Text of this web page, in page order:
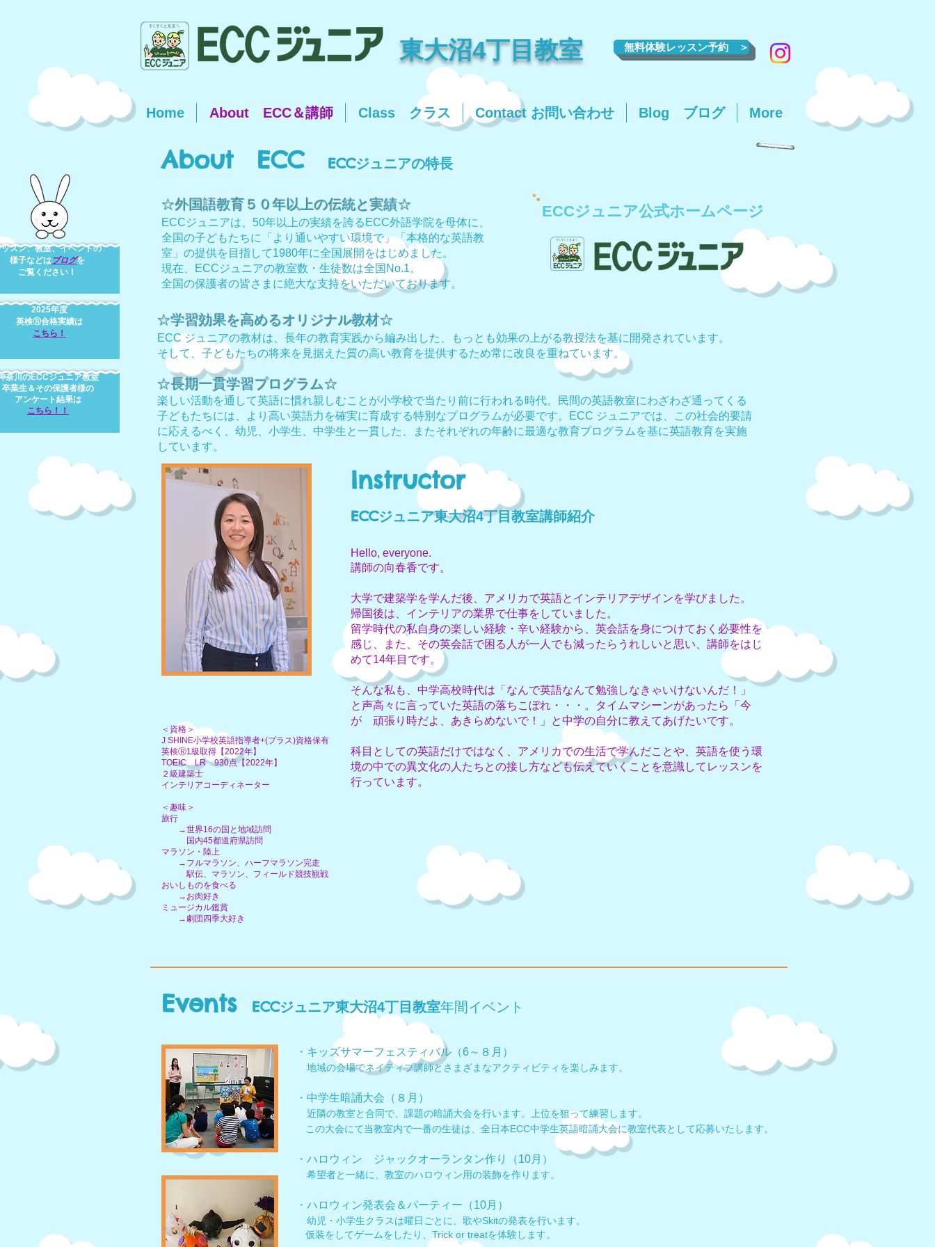
東大沼4丁目教室 無料体験レッスン予約 ＞
Home About ECC＆講師 Class クラス Contact お問い合わせ Blog ブログ More
About ECC ECCジュニアの特長
☆外国語教育５０年以上の伝統と実績☆
ECCジュニアは、50年以上の実績を誇るECC外語学院を母体に、
全国の子どもたちに「より通いやすい環境で」「本格的な英語教
室」 の提供を目指して1980年に全国展開をはじめました。
現在、ECCジュニアの教室数・生徒数は全国No.1。
全国の保護者の皆さまに絶大な支持をいただいております。
ECCジュニア公式ホームページ
☆学習効果を高めるオリジナル教材☆
ECC ジュニアの教材は、長年の教育実践から編み出した、もっとも効果の上がる教授法を基に開発されています。
そして、子どもたちの将来を見据えた質の高い教育を提供するため常に改良を重ねています。
☆長期一貫学習プログラム☆
楽しい活動を通して英語に慣れ親しむことが小学校で当たり前に行われる時代。民間の英語教室にわざわざ通ってくる
子どもたちには、より高い英語力を確実に育成する特別なプログラムが必要です。ECC ジュニアでは、この社会的要請
に応えるべく、幼児、小学生、中学生と一貫した、またそれぞれの年齢に最適な教育プログラムを基に英語教育を実施
しています。
＜資格＞
J SHINE小学校英語指導者+(プラス)資格保有
英検Ⓡ1級取得【2022年】
​TOEIC LR 930点【2022年】
２級建築士
​インテリアコーディネーター
＜趣味＞
旅行
→世界16の国と地域訪問
国内45都道府県訪問
マラソン・陸上
→フルマラソン、ハーフマラソン完走
​ 駅伝、マラソン、フィールド競技観戦
おいしものを食べる​
→お肉好き
ミュージカル鑑賞
​ →劇団四季大好き
Instructor
ECCジュニア東大沼4丁目教室講師紹介
Hello, everyone.
講師の向春香です。
大学で建築学を学んだ後、アメリカで英語とインテリアデザインを学びました。
帰国後は、インテリアの業界で仕事をしていました。
留学時代の私自身の楽しい経験・辛い経験から、英会話を身につけておく必要性を
感じ、また、その英会話で困る人が一人でも減ったらうれしいと思い、 講師をはじ
めて14年目です。
そんな私も、中学高校時代は「なんで英語なんて勉強しなきゃいけないんだ！」
​と​声高々に言っていた英語の落ちこぼれ・・・。タイムマシーンがあったら「今
が 頑張り時だよ、あきらめないで！」と中学の自分に教えてあげたいです。
科目としての英語だけではなく、アメリカでの生活で学んだことや、英語を使う環
境の中での異文化の人たちとの接し方なども伝えていくことを意識してレッスンを
行っています。
Events ECCジュニア東大沼4丁目教室年間イベント
・キッズサマーフェスティバル（6～８月）
地域の会場でネイティブ講師とさまざまなアクティビティを楽しみます。
・中学生暗誦大会（８月）
近隣の教室と合同で、課題の暗誦大会を行います。上位を狙って練習します。
この大会にて当教室内で一番の生徒は、全日本ECC中学生英語暗誦大会に教室代表として応募いたします。
・ハロウィン ジャックオーランタン作り（10月）
希望者と一緒に、教室のハロウィン用の装飾を作ります。
・ハロウィン発表会＆パーティー（10月）
幼児・小学生クラスは曜日ごとに、歌やSkitの発表を行います。
仮装をしてゲームをしたり、Trick or treatを体験します。
スン、教室、イベントの
様子などは ブログを
ご覧ください！
奈川のECCジュニア教室
卒業生＆その保護者様の
アンケート結果は
​こちら！！
2025年度
英検Ⓡ合格実績は
​こち ら ！